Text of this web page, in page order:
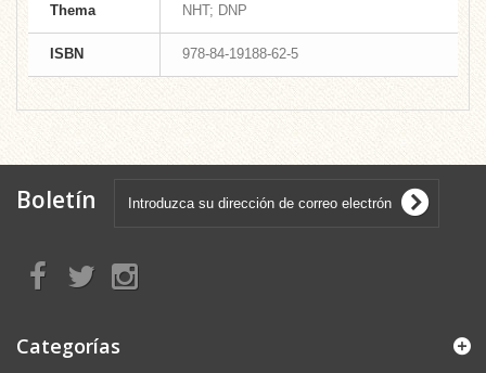
Thema NHT; DNP
ISBN 978-84-19188-62-5
Boletín
Categorías